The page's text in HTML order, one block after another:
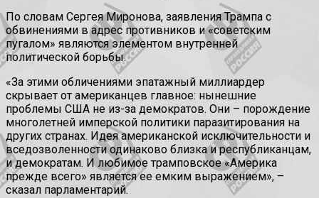
По словам Сергея Миронова, заявления Трампа с
обвинениями в адрес противников и «советским
пугалом» являются элементом внутренней
политической борьбы.
«За этими обличениями эпатажный миллиардер
скрывает от американцев главное: нынешние
проблемы США не из-за демократов. Они – порождение
многолетней имперской политики паразитирования на
других странах. Идея американской исключительности и
вседозволенности одинаково близка и республиканцам,
и демократам. И любимое трамповское «Америка
прежде всего» является ее емким выражением», –
сказал парламентарий.